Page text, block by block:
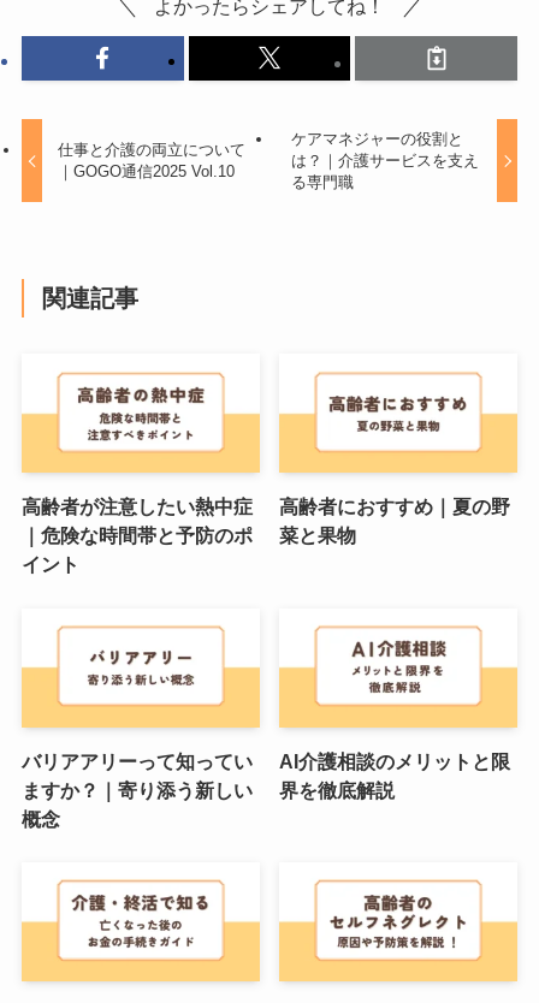
よかったらシェアしてね！
仕事と介護の両立について
｜GOGO通信2025 Vol.10
ケアマネジャーの役割と
は？｜介護サービスを支え
る専門職
関連記事
高齢者が注意したい熱中症
｜危険な時間帯と予防のポ
イント
高齢者におすすめ｜夏の野
菜と果物
バリアアリーって知ってい
ますか？｜寄り添う新しい
概念
AI介護相談のメリットと限
界を徹底解説